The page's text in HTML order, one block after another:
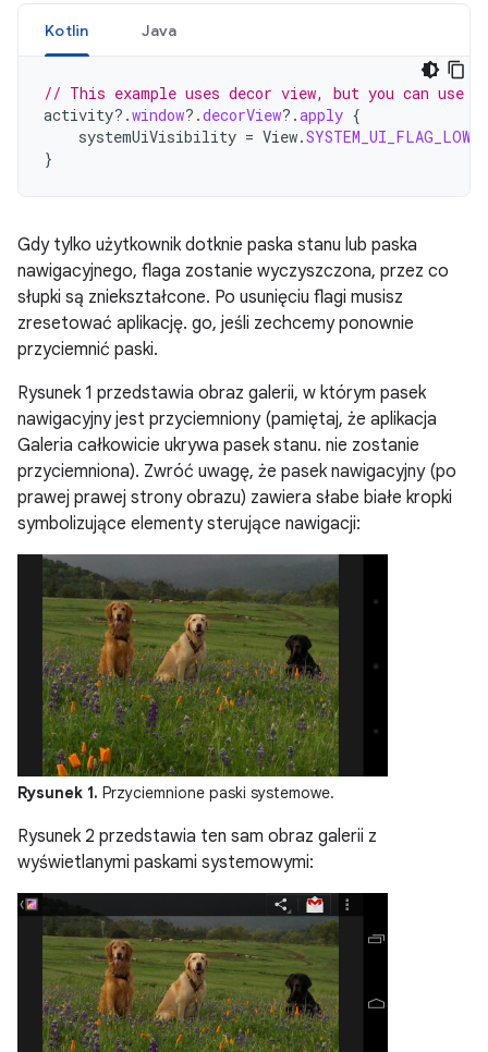
Kotlin Java
// This example uses decor view, but you can use
activity?.window?.decorView?.apply {
systemUiVisibility = View.
}
Gdy tylko użytkownik dotknie paska stanu lub paska
nawigacyjnego, flaga zostanie wyczyszczona, przez co
słupki są zniekształcone. Po usunięciu flagi musisz
zresetować aplikację. go, jeśli zechcemy ponownie
przyciemnić paski.
Rysunek 1 przedstawia obraz galerii, w którym pasek
nawigacyjny jest przyciemniony (pamiętaj, że aplikacja
Galeria całkowicie ukrywa pasek stanu. nie zostanie
przyciemniona). Zwróć uwagę, że pasek nawigacyjny (po
prawej prawej strony obrazu) zawiera słabe białe kropki
symbolizujące elementy sterujące nawigacji:
Rysunek 1. Przyciemnione paski systemowe.
Rysunek 2 przedstawia ten sam obraz galerii z
wyświetlanymi paskami systemowymi: